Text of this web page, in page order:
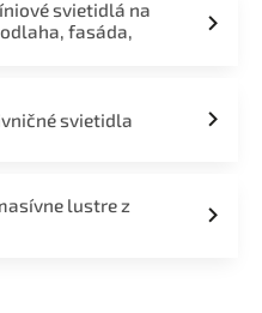
svietidlá na
fasáda,
svietidla
lustre z